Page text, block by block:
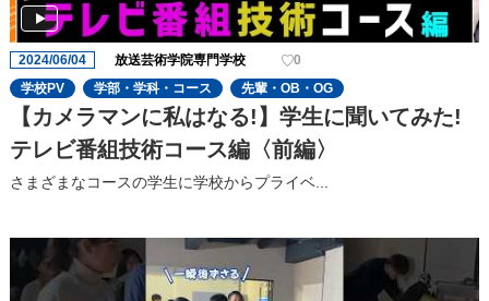
2024/06/04 放送芸術学院専門学校
0
学校PV
学部・学科・コース 先輩・OB・OG
【カメラマンに私はなる!】学生に聞いてみた!
テレビ番組技術コース編〈前編〉
さまざまなコースの学生に学校からプライベ...